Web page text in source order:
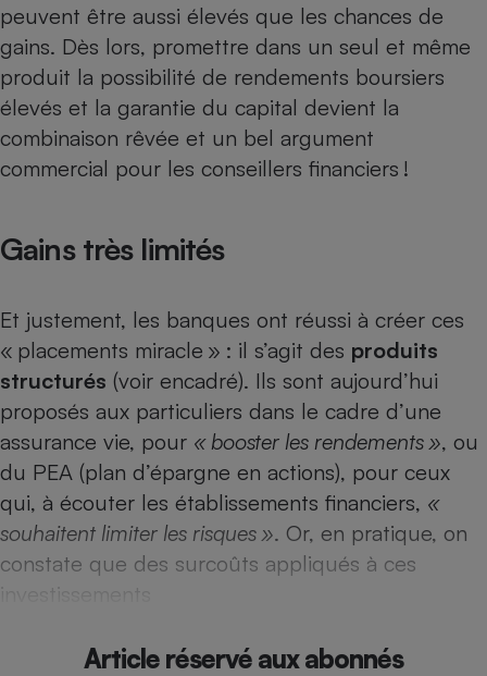
peuvent être aussi élevés que les chances de
gains. Dès lors, promettre dans un seul et même
produit la possibilité de rendements boursiers
élevés et la garantie du capital devient la
combinaison rêvée et un bel argument
commercial pour les conseillers financiers !
Gains très limités
Et justement, les banques ont réussi à créer ces
« placements miracle » : il s’agit des produits
structurés (voir encadré). Ils sont aujourd’hui
proposés aux particuliers dans le cadre d’une
assurance vie, pour « booster les rendements », ou
du PEA (plan d’épargne en actions), pour ceux
qui, à écouter les établissements financiers, «
souhaitent limiter les risques ». Or, en pratique, on
constate que des surcoûts appliqués à ces
Article réservé aux abonnés
Complément
alimentaire
Assurance emprunteur
Petit électroménager -
Plaque de cuisson à
induction
Téléphone mobile -
Smartphone
Radiateur électrique
Ventilateur
Mutuelle